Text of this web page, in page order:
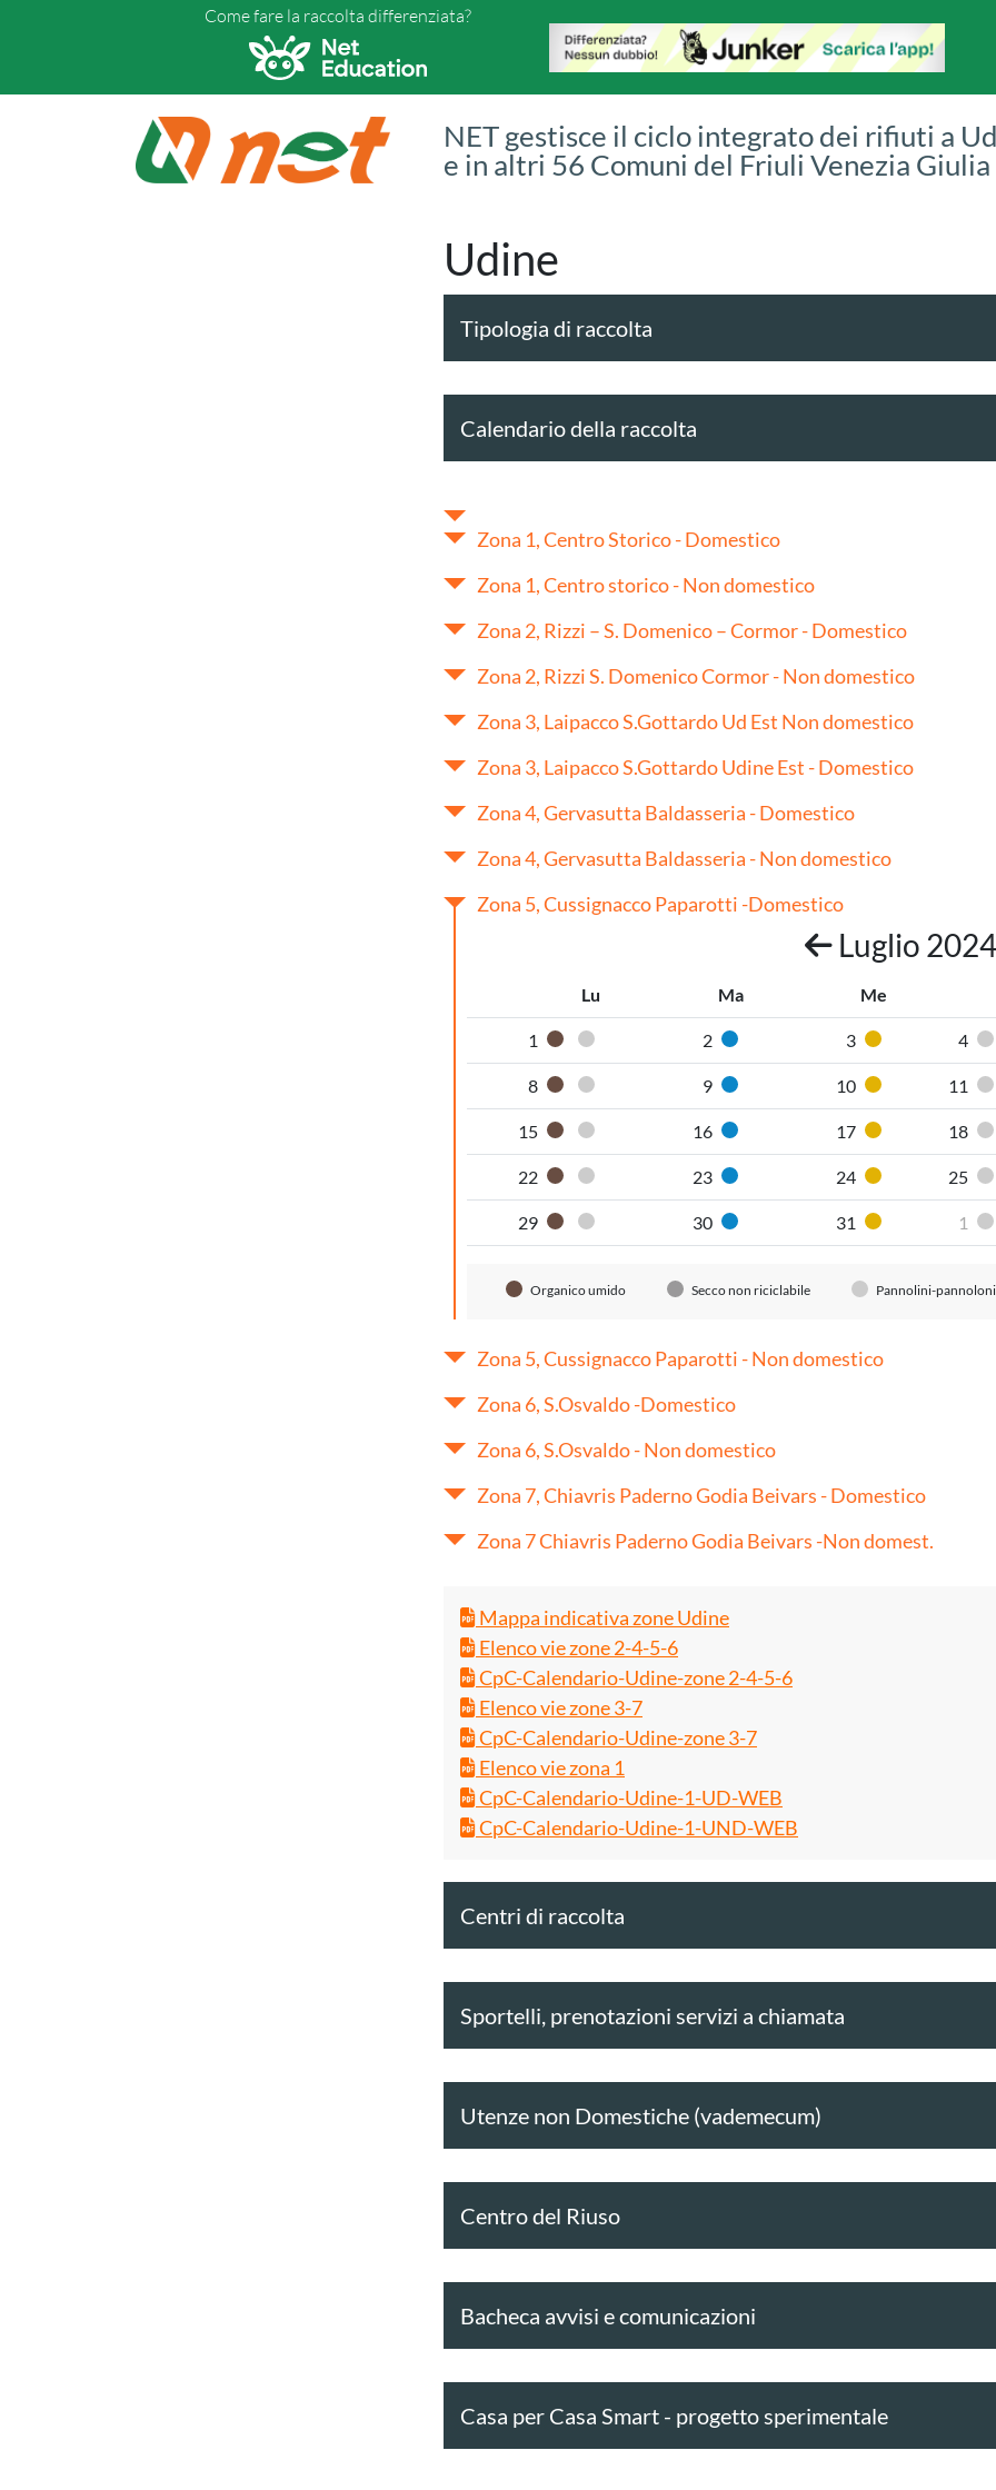
Come fare la raccolta differenziata?
NET gestisce il ciclo integrato dei rifiuti a
e in altri 56 Comuni del Friuli Venezia Giulia
Udine
Tipologia di raccolta
Calendario della raccolta
Zona 1, Centro Storico - Domestico
Zona 1, Centro storico - Non domestico
Zona 2, Rizzi – S. Domenico – Cormor - Domestico
Zona 2, Rizzi S. Domenico Cormor - Non domestico
Zona 3, Laipacco S.Gottardo Ud Est Non domestico
Zona 3, Laipacco S.Gottardo Udine Est - Domestico
Zona 4, Gervasutta Baldasseria - Domestico
Zona 4, Gervasutta Baldasseria - Non domestico
Zona 5, Cussignacco Paparotti -Domestico
Luglio 2024
Lu Ma Me
1 Organico umido
Pannolini-pannoloni
2 Carta 3 Plastica 4
8 Organico umido
Pannolini-pannoloni
9 Carta 10 Plastica 11
15 Organico umido
Pannolini-pannoloni
16 Carta 17 Plastica 18
22 Organico umido
Pannolini-pannoloni
23 Carta 24 Plastica 25
29 Organico umido
Pannolini-pannoloni
30 Carta 31 Plastica 1
Organico umido Secco non riciclabile Pannolini-pannoloni
Zona 5, Cussignacco Paparotti - Non domestico
Zona 6, S.Osvaldo -Domestico
Zona 6, S.Osvaldo - Non domestico
Zona 7, Chiavris Paderno Godia Beivars - Domestico
Zona 7 Chiavris Paderno Godia Beivars -Non domest.
Mappa indicativa zone Udine
Elenco vie zone 2-4-5-6
CpC-Calendario-Udine-zone 2-4-5-6
Elenco vie zone 3-7
CpC-Calendario-Udine-zone 3-7
Elenco vie zona 1
CpC-Calendario-Udine-1-UD-WEB
CpC-Calendario-Udine-1-UND-WEB
Centri di raccolta
Sportelli, prenotazioni servizi a chiamata
Utenze non Domestiche (vademecum)
Centro del Riuso
Bacheca avvisi e comunicazioni
Casa per Casa Smart - progetto sperimentale